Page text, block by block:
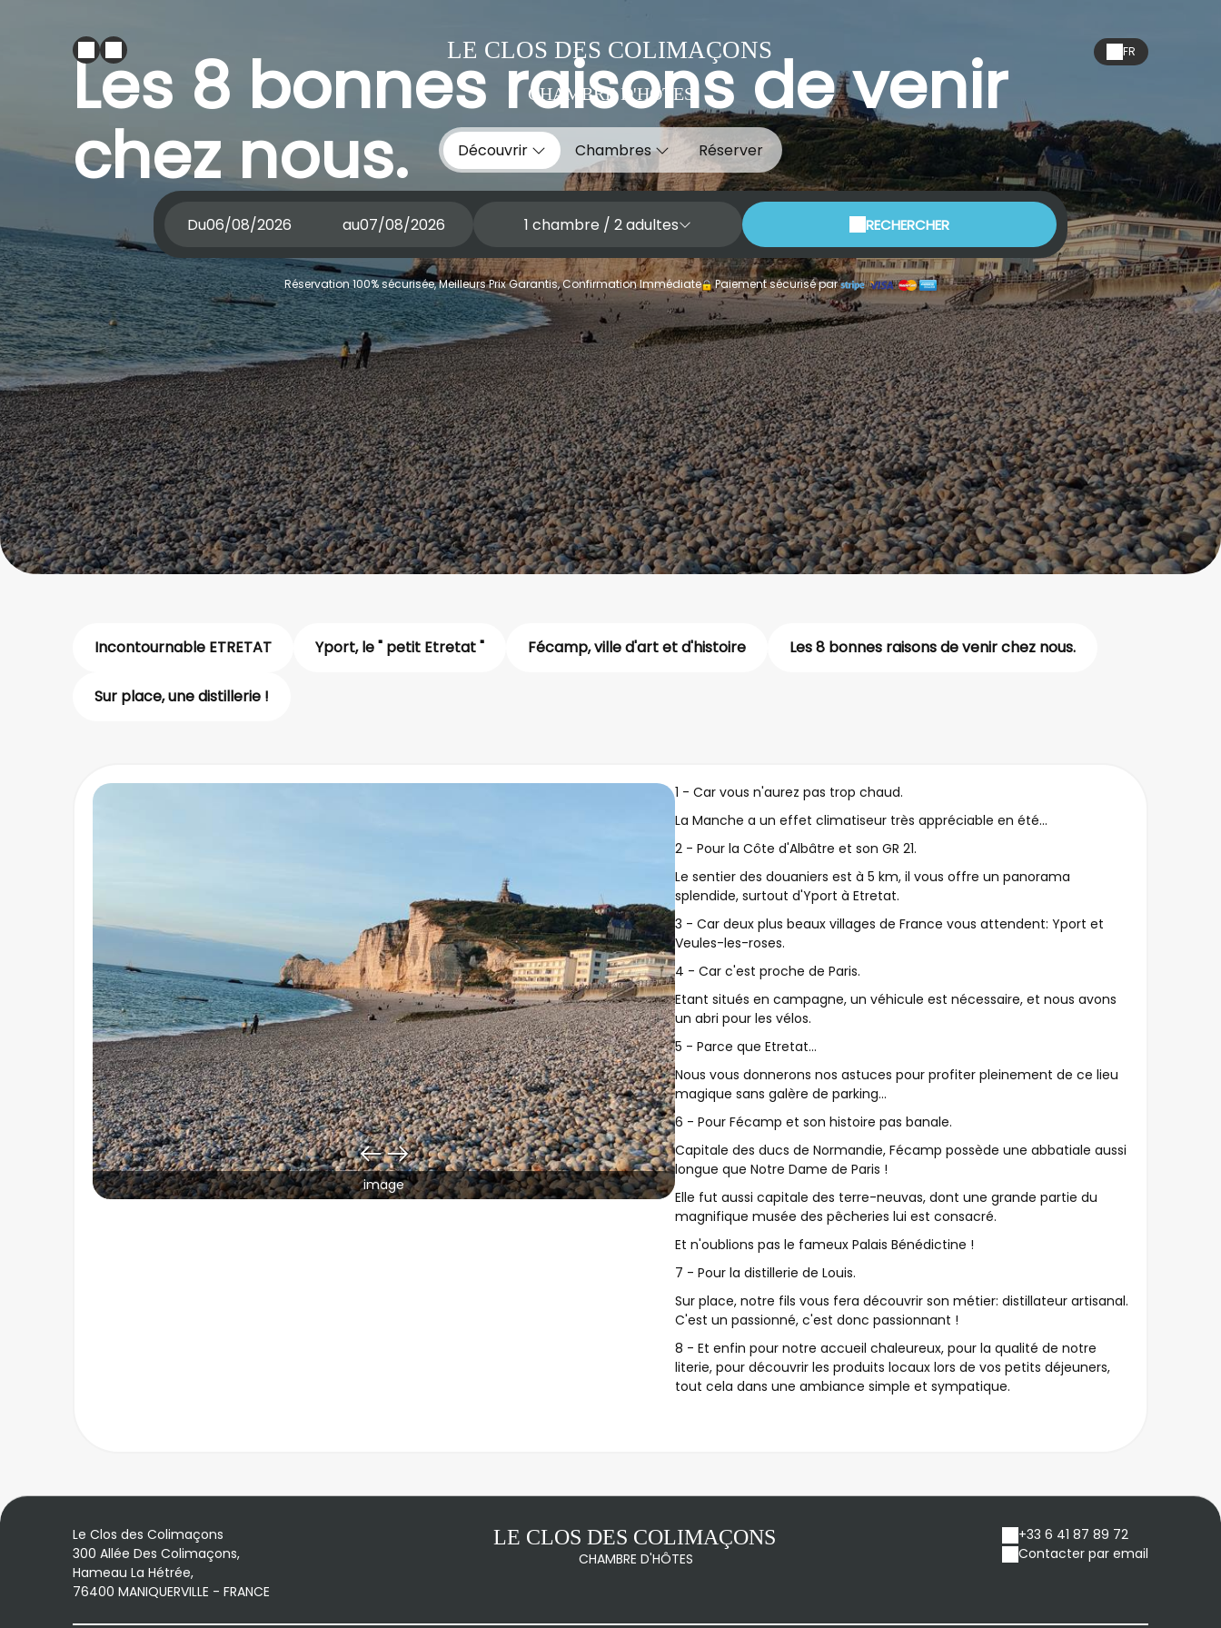
LE CLOS DES COLIMAÇONS
CHAMBRE D'HÔTES
FR
Découvrir Chambres Réserver
Les 8 bonnes raisons de venir
chez nous.
Du au 1 chambre / 2adultes RECHERCHER
Réservation 100% sécurisée, Meilleurs Prix Garantis, Confirmation Immédiate Paiement sécurisé par
Incontournable ETRETAT Yport, le " petit Etretat " Fécamp, ville d'art et d'histoire Les 8 bonnes raisons de venir chez nous.
Sur place, une distillerie !
image
1 - Car vous n'aurez pas trop chaud.
La Manche a un effet climatiseur très appréciable en été...
2 - Pour la Côte d'Albâtre et son GR 21.
Le sentier des douaniers est à 5 km, il vous offre un panorama
splendide, surtout d'Yport à Etretat.
3 - Car deux plus beaux villages de France vous attendent: Yport et
Veules-les-roses.
4 - Car c'est proche de Paris.
Etant situés en campagne, un véhicule est nécessaire, et nous avons
un abri pour les vélos.
5 - Parce que Etretat...
Nous vous donnerons nos astuces pour profiter pleinement de ce lieu
magique sans galère de parking...
6 - Pour Fécamp et son histoire pas banale.
Capitale des ducs de Normandie, Fécamp possède une abbatiale aussi
longue que Notre Dame de Paris !
Elle fut aussi capitale des terre-neuvas, dont une grande partie du
magnifique musée des pêcheries lui est consacré.
Et n'oublions pas le fameux Palais Bénédictine !
7 - Pour la distillerie de Louis.
Sur place, notre fils vous fera découvrir son métier: distillateur artisanal.
C'est un passionné, c'est donc passionnant !
8 - Et enfin pour notre accueil chaleureux, pour la qualité de notre
literie, pour découvrir les produits locaux lors de vos petits déjeuners,
tout cela dans une ambiance simple et sympatique.
Le Clos des Colimaçons
300 Allée Des Colimaçons,
Hameau La Hétrée,
76400 MANIQUERVILLE - FRANCE
LE CLOS DES COLIMAÇONS
CHAMBRE D'HÔTES
+33 6 41 87 89 72
Contacter par email